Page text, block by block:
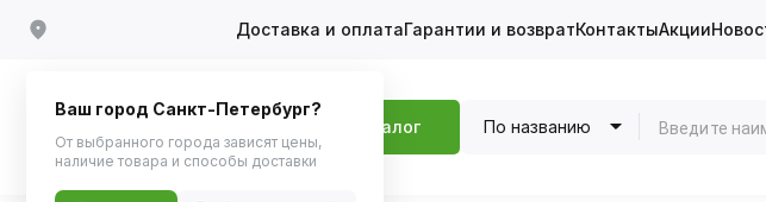
Доставка и оплатаГарантии и возвратКонтактыАкции
Каталог По названию
Ваш город Санкт-Петербург?
От выбранного города зависят цены,
наличие товара и способы доставки